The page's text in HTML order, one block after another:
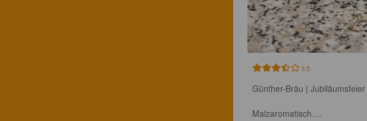
3.5
Günther-Bräu | Jubiläumsfeier
Malzaromatisch….